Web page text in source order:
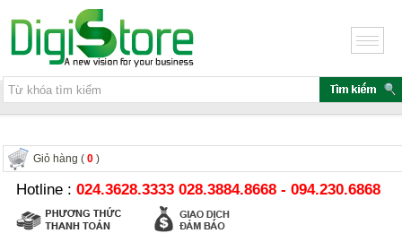
Giỏ hàng ( 0 )
Hotline : 024.3628.3333 028.3884.8668 - 094.230.6868